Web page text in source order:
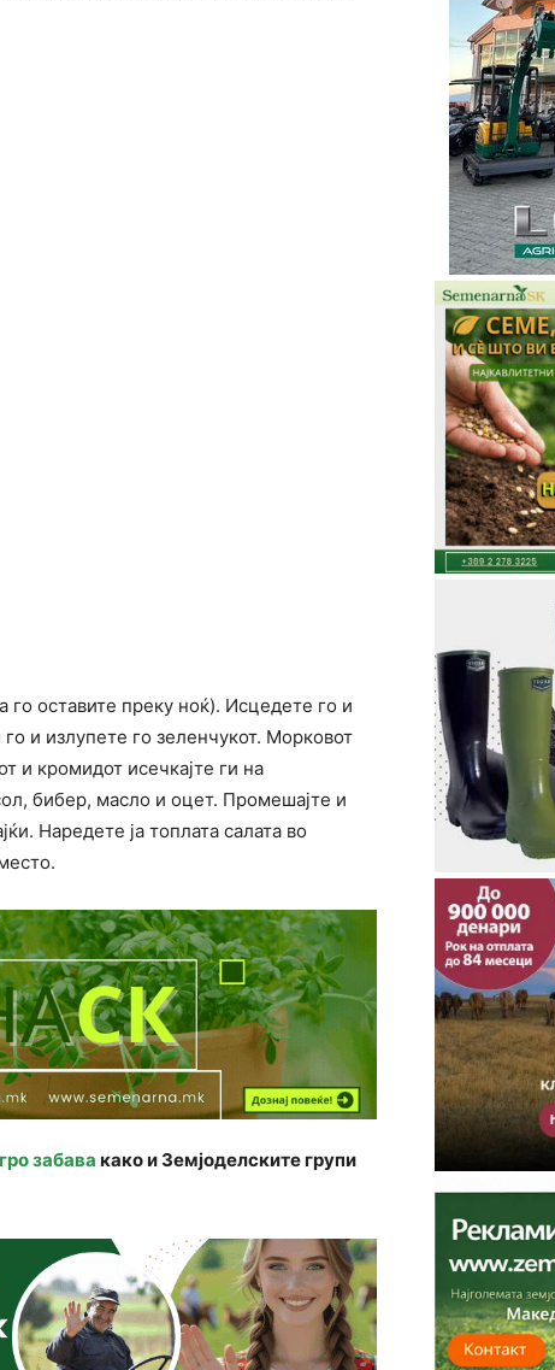
го оставите преку ноќ). Исцедете го и
и излупете го зеленчукот. Морковот
и кромидот исечкајте ги на
бибер, масло и оцет. Промешајте и
Наредете ја топлата салата во
забава како и Земјоделските групи